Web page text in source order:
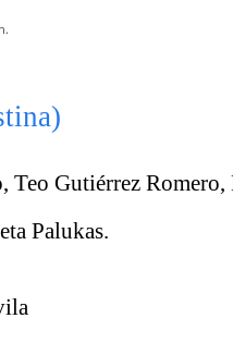
Teo Gutiérrez
Palukas.